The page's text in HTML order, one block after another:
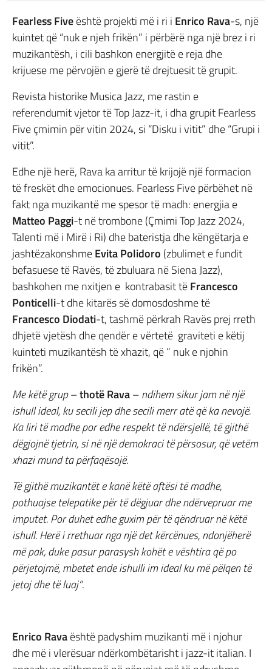
Fearless Fiveështë projekti më i ri i Enrico Rava-s, një
kuintet që “nuk e njeh frikën” i përbërë nga një brez i ri
muzikantësh, i cili bashkon energjitë e reja dhe
krijuese me përvojën e gjerë të drejtuesit të grupit.
Revista historike Musica Jazz, me rastin e
referendumit vjetor të Top Jazz-it, i dha grupit Fearless
Five çmimin për vitin 2024, si “Disku i vitit” dhe “Grupi i
vitit”.
Edhe një herë, Rava ka arritur të krijojë një formacion
të freskët dhe emocionues. Fearless Five përbëhet në
fakt nga muzikantë me spesor të madh: energjia e
Matteo Paggi-t në trombone (Çmimi Top Jazz 2024,
Talenti më i Mirë i Ri) dhe bateristja dhe këngëtarja e
jashtëzakonshmeEvita Polidoro (zbulimet e fundit
befasuese të Ravës, të zbuluara në Siena Jazz),
bashkohen me nxitjen e kontrabasit tëFrancesco
Ponticelli-t dhe kitarës së domosdoshme të
Francesco Diodati-t, tashmë përkrah Ravës prej rreth
dhjetë vjetësh dhe qendër e vërtetë graviteti e këtij
kuinteti muzikantësh të xhazit, që ” nuk e njohin
frikën”.
Me këtë grup–thotë Rava–ndihem sikur jam në një
ishull ideal, ku secili jep dhe secili merr atë që ka nevojë.
Ka liri të madhe por edhe respekt të ndërsjellë, të gjithë
dëgjojnë tjetrin, si në një demokraci të përsosur, që vetëm
xhazi mund ta përfaqësojë.
Të gjithë muzikantët e kanë këtë aftësi të madhe,
pothuajse telepatike për të dëgjuar dhe ndërvepruar me
imputet. Por duhet edhe guxim për të qëndruar në këtë
ishull. Herë i rrethuar nga një det kërcënues, ndonjëherë
më pak, duke pasur parasysh kohët e vështira që po
përjetojmë, mbetet ende ishulli im ideal ku më pëlqen të
jetoj dhe të luaj”.
Enrico Ravaështë padyshim muzikanti më i njohur
dhe më i vlerësuar ndërkombëtarisht i jazz-it italian. I